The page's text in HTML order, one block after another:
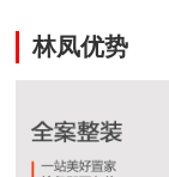
林凤优势